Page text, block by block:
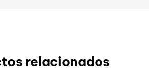
relacionados